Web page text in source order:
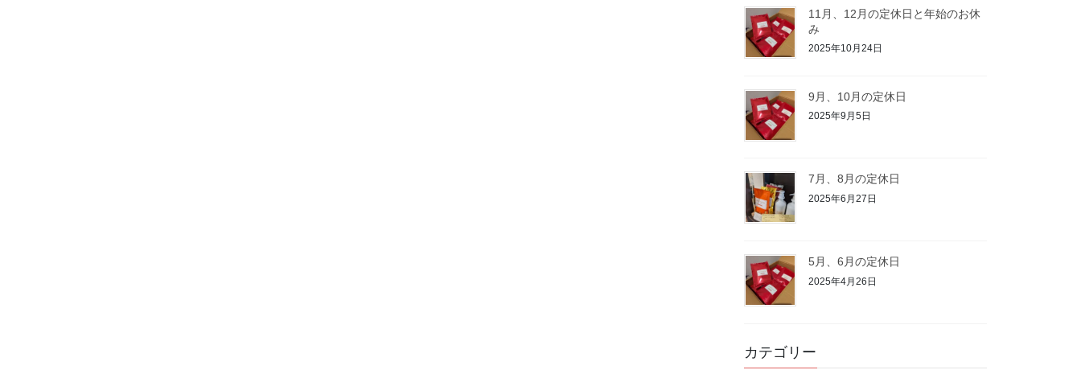
11月、12月の定休日と年始のお休
み
2025年10月24日
9月、10月の定休日
2025年9月5日
7月、8月の定休日
2025年6月27日
5月、6月の定休日
2025年4月26日
カテゴリー